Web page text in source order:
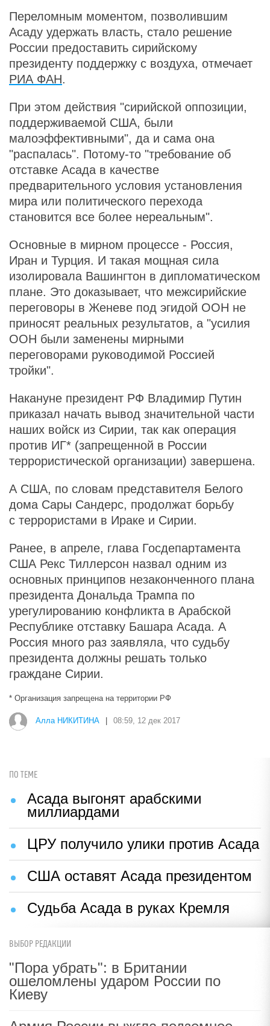
Переломным моментом, позволившим
Асаду удержать власть, стало решение
России предоставить сирийскому
президенту поддержку с воздуха, отмечает
РИА ФАН.
При этом действия "сирийской оппозиции,
поддерживаемой США, были
малоэффективными", да и сама она
"распалась". Потому-то "требование об
отставке Асада в качестве
предварительного условия установления
мира или политического перехода
становится все более нереальным".
Основные в мирном процессе - Россия,
Иран и Турция. И такая мощная сила
изолировала Вашингтон в дипломатическом
плане. Это доказывает, что межсирийские
переговоры в Женеве под эгидой ООН не
приносят реальных результатов, а "усилия
ООН были заменены мирными
переговорами руководимой Россией
тройки".
Накануне президент РФ Владимир Путин
приказал начать вывод значительной части
наших войск из Сирии, так как операция
против ИГ* (запрещенной в России
террористической организации) завершена.
А США, по словам представителя Белого
дома Сары Сандерс, продолжат борьбу
с террористами в Ираке и Сирии.
Ранее, в апреле, глава Госдепартамента
США Рекс Тиллерсон назвал одним из
основных принципов незаконченного плана
президента Дональда Трампа по
урегулированию конфликта в Арабской
Республике отставку Башара Асада. А
Россия много раз заявляла, что судьбу
президента должны решать только
граждане Сирии.
* Организация запрещена на территории РФ
Алла НИКИТИНА 08:59, 12 дек 2017
ПО ТЕМЕ
Асада выгонят арабскими
миллиардами
ЦРУ получило улики против Асада
США оставят Асада президентом
Судьба Асада в руках Кремля
ВЫБОР РЕДАКЦИИ
"Пора убрать": в Британии
ошеломлены ударом России по
Киеву